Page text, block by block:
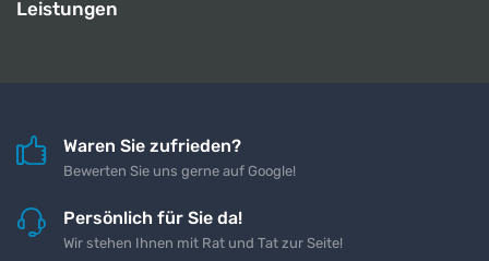
Leistungen
Waren Sie zufrieden?
Bewerten Sie uns gerne auf Google!
Persönlich für Sie da!
Wir stehen Ihnen mit Rat und Tat zur Seite!